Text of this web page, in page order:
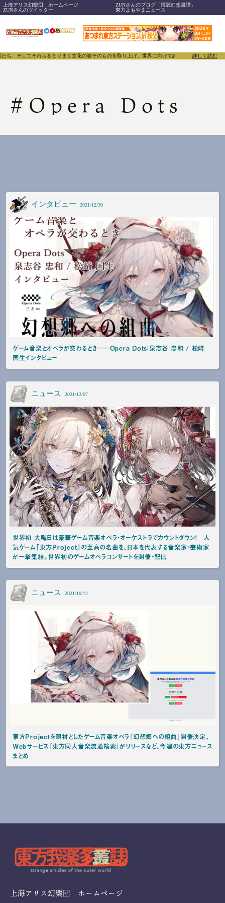
上海アリス幻樂団 ホームページ
ZUNさんのブログ「博麗幻想書譜」
ZUNさんのツイッター
東方よもやまニュース
してそれらをとりまく文化の姿そのものを取り上げ、世界に向けて誇らしく発信すること
詳しく読む
# Opera Dots
インタビュー 2021/12/30
ゲーム音楽とオペラが交わるとき――Opera Dots：泉志谷 忠和 / 松﨑
国生インタビュー
ニュース 2021/12/07
世界初 大晦日は豪華ゲーム音楽オペラ・オーケストラでカウントダウン！ 人
気ゲーム「東方Project」の至高の名曲を、日本を代表する音楽家・芸術家
が一挙集結。世界初のゲームオペラコンサートを開催・配信
ニュース 2021/10/12
東方Projectを題材としたゲーム音楽オペラ『幻想郷への組曲』開催決定、
Webサービス『東方同人音楽流通検索』がリリースなど、今週の東方ニュース
まとめ
上海アリス幻樂団 ホームページ